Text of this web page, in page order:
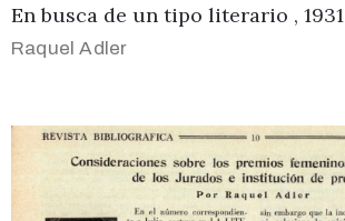
En busca de un tipo literario , 1931
Raquel Adler